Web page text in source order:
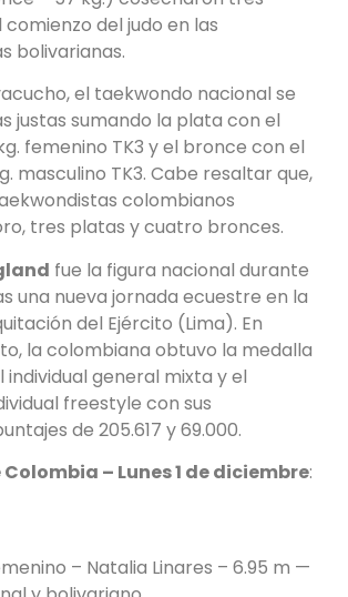
del judo en las
bolivarianas.
el taekwondo nacional se
justas sumando la plata con el
femenino TK3 y el bronce con el
masculino TK3. Cabe resaltar que,
colombianos
tres platas y cuatro bronces.
fue la figura nacional durante
una nueva jornada ecuestre en la
del Ejército (Lima). En
la colombiana obtuvo la medalla
general mixta y el
freestyle con sus
de 205.617 y 69.000.
– Lunes 1 de diciembre:
– Natalia Linares – 6.95 m —